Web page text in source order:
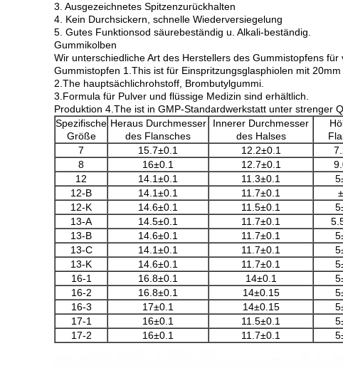
3. Ausgezeichnetes Spitzenzurückhalten
4. Kein Durchsickern, schnelle Wiederversiegelung
5. Gutes Funktionsod säurebeständig u. Alkali-beständig.
Gummikolben
Wir unterschiedliche Art des Herstellers des Gummistopfens für
Gummistopfen 1.This ist für Einspritzungsglasphiolen mit
2.The hauptsächlichrohstoff, Brombutylgummi.
3.Formula für Pulver und flüssige Medizin sind erhältlich.
Produktion 4.The ist in GMP-Standardwerkstatt unter strenger
Spezifische
Größe
Heraus Durchmesser
des Flansches
Innerer Durchmesser
des Halses
7
15.7±0.1 12.2±0.1
8
16±0.1 12.7±0.1
12
14.1±0.1 11.3±0.1
12-B
14.1±0.1 11.7±0.1
12-K
14.6±0.1 11.5±0.1
13-A
14.5±0.1 11.7±0.1
13-B
14.6±0.1 11.7±0.1
13-C
14.1±0.1 11.7±0.1
13-K
14.6±0.1 11.7±0.1
16-1
16.8±0.1 14±0.1
16-2
16.8±0.1 14±0.15
16-3
17±0.1 14±0.15
17-1
16±0.1 11.5±0.1
17-2
16±0.1 11.7±0.1